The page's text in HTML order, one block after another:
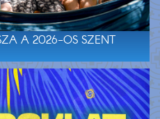
A 2026-OS SZENT